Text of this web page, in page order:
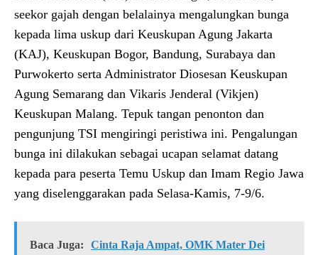
seekor gajah dengan belalainya mengalungkan bunga
kepada lima uskup dari Keuskupan Agung Jakarta
(KAJ), Keuskupan Bogor, Bandung, Surabaya dan
Purwokerto serta Administrator Diosesan Keuskupan
Agung Semarang dan Vikaris Jenderal (Vikjen)
Keuskupan Malang. Tepuk tangan penonton dan
pengunjung TSI mengiringi peristiwa ini. Pengalungan
bunga ini dilakukan sebagai ucapan selamat datang
kepada para peserta Temu Uskup dan Imam Regio Jawa
yang diselenggarakan pada Selasa-Kamis, 7-9/6.
Baca Juga:
Cinta Raja Ampat, OMK Mater Dei